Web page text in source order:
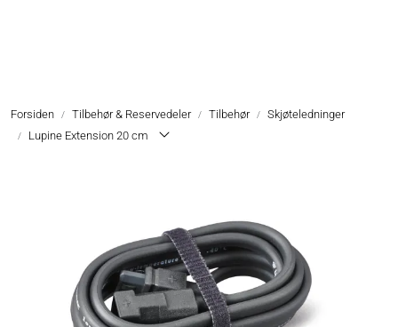
Forsiden Tilbehør & Reservedeler Tilbehør
Skjøteledninger
Lupine Extension 20 cm
Hjelmlykter
Tilbehør & Reservedeler
Oppgradering